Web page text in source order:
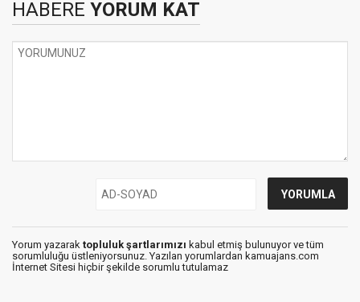
HABERE YORUM KAT
Yorum yazarak topluluk şartlarımızı kabul etmiş bulunuyor ve tüm
sorumluluğu üstleniyorsunuz. Yazılan yorumlardan kamuajans.com
İnternet Sitesi hiçbir şekilde sorumlu tutulamaz